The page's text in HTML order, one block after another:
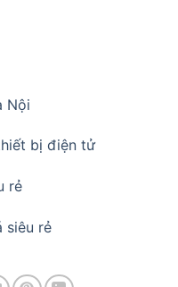
Nội
bị điện tử
rẻ
siêu rẻ